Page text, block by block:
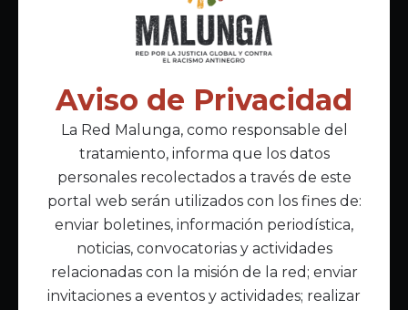
Acepto lapolítica de privacidad
Enlaces Principales
Inicio
Acerca de Malunga
Nuestra misión
Quiénes somos
Aviso de Privacidad
La Red Malunga, como responsable del
tratamiento, informa que los datos
personales recolectados a través de este
portal web serán utilizados con los fines de:
enviar boletines, información periodística,
noticias, convocatorias y actividades
relacionadas con la misión de la red; enviar
invitaciones a eventos y actividades; realizar